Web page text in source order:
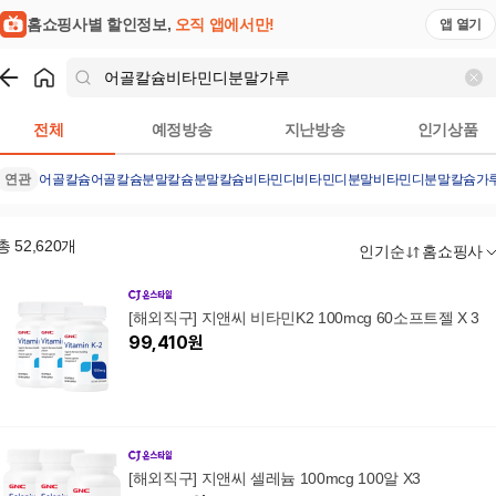
홈쇼핑사별 할인정보, 오직 앱에서만! 앱 열기
전체 예정방송 지난방송 인기상품
연관 어골칼슘어골칼슘분말칼슘분말칼슘비타민디 비타민디분말비타민디분말칼슘가
52,620개 인기순 홈쇼핑사
[해외직구] 지앤씨 비타민K2 100mcg 60소프트젤 X 3
99,410원
[해외직구] 지앤씨 셀레늄 100mcg 100알 X3